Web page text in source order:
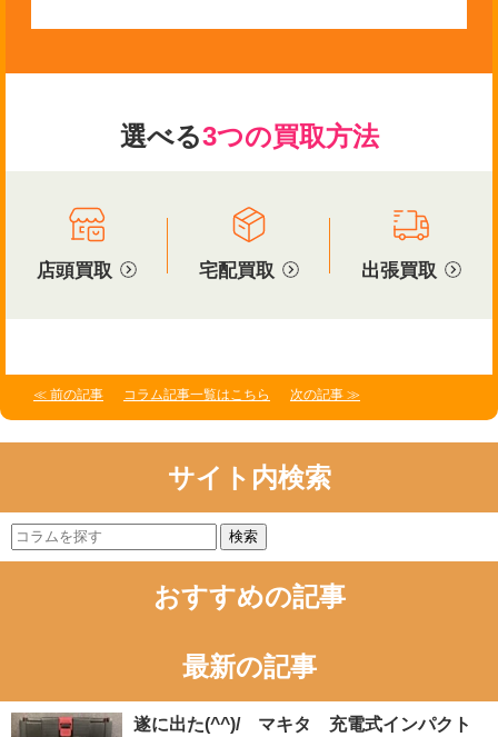
サイト内検索
検索
おすすめの記事
最新の記事
遂に出た(^^)/ マキタ 充電式インパクト
選べる3つの買取方法
店頭買取 宅配買取 出張買取
≪ 前の記事 コラム記事一覧はこちら 次の記事 ≫